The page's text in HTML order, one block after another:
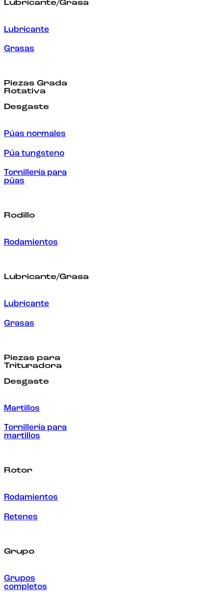
Lubricante/Grasa
Lubricante
Grasas
Piezas Grada
Rotativa
Desgaste
Púas normales
Púa tungsteno
Tornillería para
púas
Rodillo
Rodamientos
Lubricante/Grasa
Lubricante
Grasas
Piezas para
Trituradora
Desgaste
Martillos
Tornillería para
martillos
Rotor
Rodamientos
Retenes
Grupo
Grupos
completos